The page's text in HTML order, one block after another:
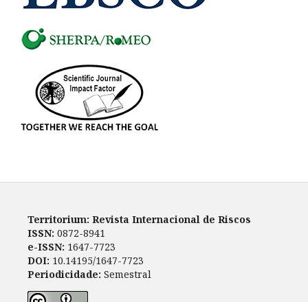
Territorium: Revista Internacional de Riscos
ISSN: 0872-8941
e-ISSN: 1647-7723
DOI: 10.14195/1647-7723
Periodicidade: Semestral